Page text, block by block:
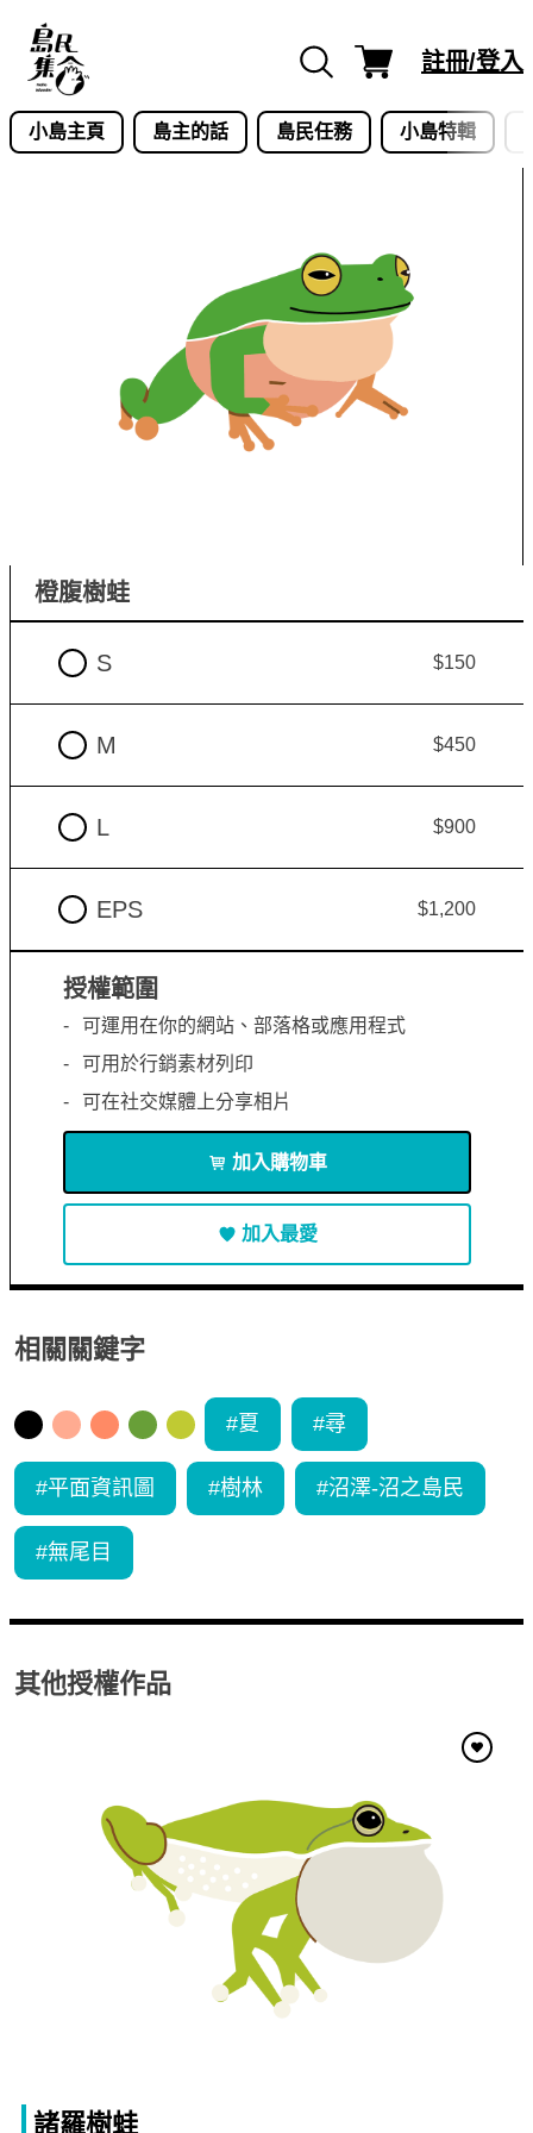
content
註冊/登入
小島主頁 島主的話 島民任務 小島特輯
橙腹樹蛙
S $150
M $450
L $900
EPS $1,200
授權範圍
可運用在你的網站、部落格或應用程式
可用於行銷素材列印
可在社交媒體上分享相片
加入購物車
加入最愛
相關關鍵字
#夏 #尋
#平面資訊圖 #樹林 #沼澤-沼之島民
#無尾目
其他授權作品
諸羅樹蛙